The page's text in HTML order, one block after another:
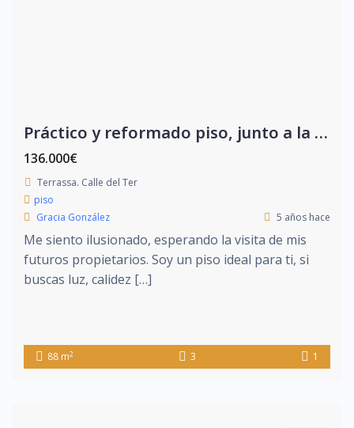
Práctico y reformado piso, junto a la calle Colom
136.000€
Terrassa. Calle del Ter
piso
Gracia González
5 años hace
Me siento ilusionado, esperando la visita de mis
futuros propietarios. Soy un piso ideal para ti, si
buscas luz, calidez […]
88 m2 3 1